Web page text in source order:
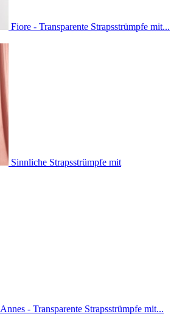
Fiore - Transparente Strapsstrümpfe mit...
Sinnliche Strapsstrümpfe mit
Annes - Transparente Strapsstrümpfe mit...